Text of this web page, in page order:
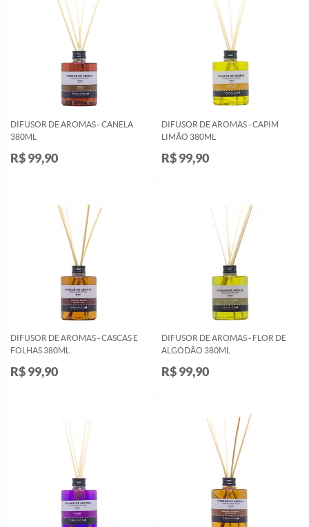
DIFUSOR DE AROMAS - CANELA
380ML
R$ 99,90
DIFUSOR DE AROMAS - CAPIM
LIMÃO 380ML
R$ 99,90
DIFUSOR DE AROMAS - CASCAS E
FOLHAS 380ML
R$ 99,90
DIFUSOR DE AROMAS - FLOR DE
ALGODÃO 380ML
R$ 99,90